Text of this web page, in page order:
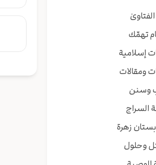
تهمّك
إسلامية
ومقالات
وسنن
السراج
زهرة
وحلول